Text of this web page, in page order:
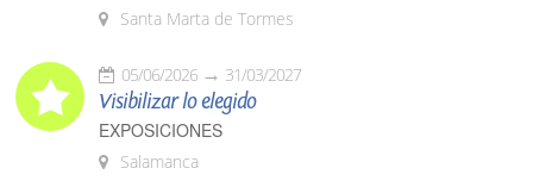
Santa Marta de Tormes
05/06/2026 31/03/2027
Visibilizar lo elegido
EXPOSICIONES
Salamanca